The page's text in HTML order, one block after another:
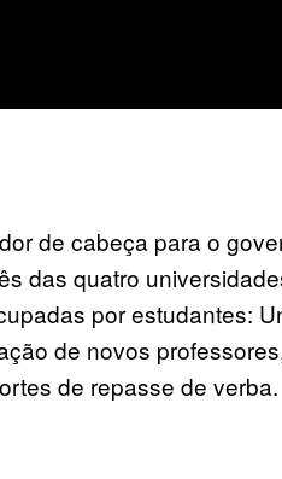
de cabeça para o
das quatro
por estudantes:
de novos
de repasse de verba.